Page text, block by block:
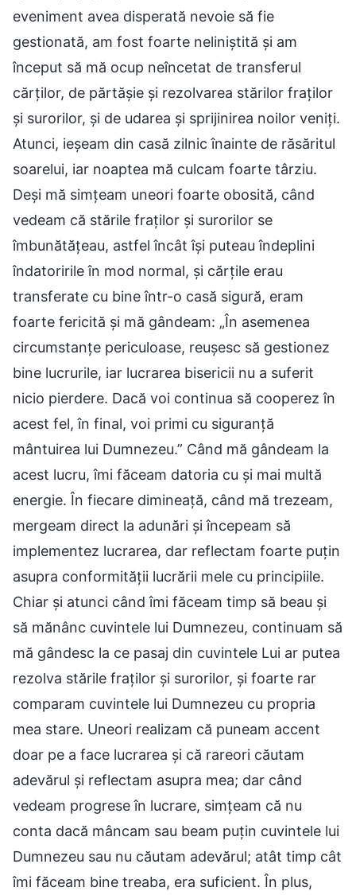
eveniment avea disperată nevoie să fie
gestionată, am fost foarte neliniștită și am
început să mă ocup neîncetat de transferul
cărților, de părtășie și rezolvarea stărilor fraților
și surorilor, și de udarea și sprijinirea noilor veniți.
Atunci, ieșeam din casă zilnic înainte de răsăritul
soarelui, iar noaptea mă culcam foarte târziu.
Deși mă simțeam uneori foarte obosită, când
vedeam că stările fraților și surorilor se
îmbunătățeau, astfel încât își puteau îndeplini
îndatoririle în mod normal, și cărțile erau
transferate cu bine într-o casă sigură, eram
foarte fericită și mă gândeam: „În asemenea
circumstanțe periculoase, reușesc să gestionez
bine lucrurile, iar lucrarea bisericii nu a suferit
nicio pierdere. Dacă voi continua să cooperez în
acest fel, în final, voi primi cu siguranță
mântuirea lui Dumnezeu.” Când mă gândeam la
acest lucru, îmi făceam datoria cu și mai multă
energie. În fiecare dimineață, când mă trezeam,
mergeam direct la adunări și începeam să
implementez lucrarea, dar reflectam foarte puțin
asupra conformității lucrării mele cu principiile.
Chiar și atunci când îmi făceam timp să beau și
să mănânc cuvintele lui Dumnezeu, continuam să
mă gândesc la ce pasaj din cuvintele Lui ar putea
rezolva stările fraților și surorilor, și foarte rar
comparam cuvintele lui Dumnezeu cu propria
mea stare. Uneori realizam că puneam accent
doar pe a face lucrarea și că rareori căutam
adevărul și reflectam asupra mea; dar când
vedeam progrese în lucrare, simțeam că nu
conta dacă mâncam sau beam puțin cuvintele lui
Dumnezeu sau nu căutam adevărul; atât timp cât
îmi făceam bine treaba, era suficient. În plus,